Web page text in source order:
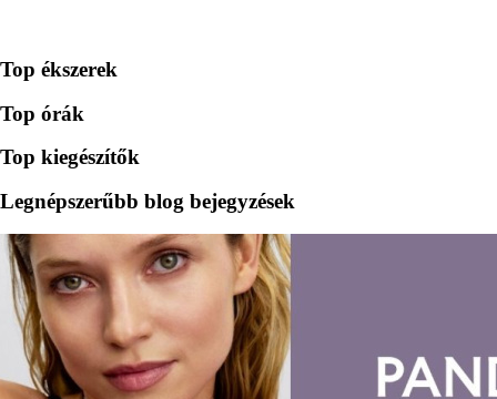
Top ékszerek
Top órák
Top kiegészítők
Legnépszerűbb blog bejegyzések